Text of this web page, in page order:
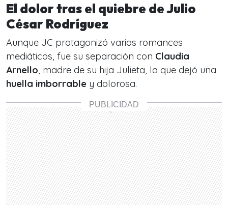
El dolor tras el quiebre de Julio
César Rodríguez
Aunque JC protagonizó varios romances
mediáticos, fue su separación con Claudia
Arnello, madre de su hija Julieta, la que dejó una
huella imborrable y dolorosa.